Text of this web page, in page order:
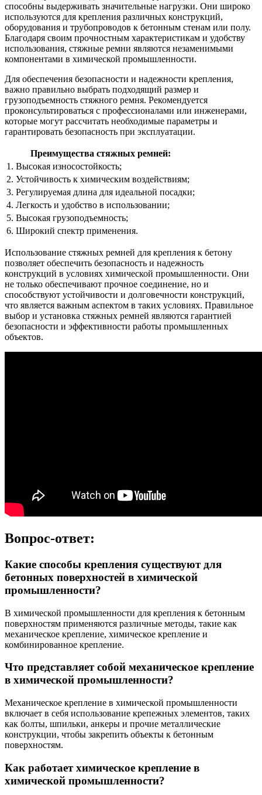
способны выдерживать значительные нагрузки. Они широко
используются для крепления различных конструкций,
оборудования и трубопроводов к бетонным стенам или полу.
Благодаря своим прочностным характеристикам и удобству
использования, стяжные ремни являются незаменимыми
компонентами в химической промышленности.
Для обеспечения безопасности и надежности крепления,
важно правильно выбрать подходящий размер и
грузоподъемность стяжного ремня. Рекомендуется
проконсультироваться с профессионалами или инженерами,
которые могут рассчитать необходимые параметры и
гарантировать безопасность при эксплуатации.
Преимущества стяжных ремней:
1. Высокая износостойкость;
2. Устойчивость к химическим воздействиям;
3. Регулируемая длина для идеальной посадки;
4. Легкость и удобство в использовании;
5. Высокая грузоподъемность;
6. Широкий спектр применения.
Использование стяжных ремней для крепления к бетону
позволяет обеспечить безопасность и надежность
конструкций в условиях химической промышленности. Они
не только обеспечивают прочное соединение, но и
способствуют устойчивости и долговечности конструкций,
что является важным аспектом в таких условиях. Правильное
выбор и установка стяжных ремней являются гарантией
безопасности и эффективности работы промышленных
объектов.
Вопрос-ответ:
Какие способы крепления существуют для
бетонных поверхностей в химической
промышленности?
В химической промышленности для крепления к бетонным
поверхностям применяются различные методы, такие как
механическое крепление, химическое крепление и
комбинированное крепление.
Что представляет собой механическое крепление
в химической промышленности?
Механическое крепление в химической промышленности
включает в себя использование крепежных элементов, таких
как болты, шпильки, анкеры и прочие металлические
конструкции, чтобы закрепить объекты к бетонным
поверхностям.
Как работает химическое крепление в
химической промышленности?